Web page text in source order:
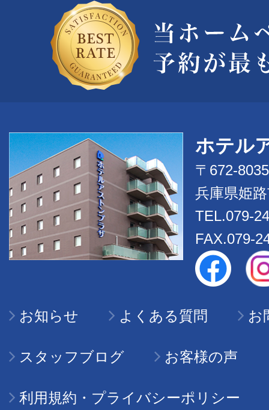
ホテル
〒672-8035
兵庫県姫
TEL.079-
FAX.079-
お知らせ よくある質問 お
スタッフブログ お客様の声
利用規約・プライバシーポリシー